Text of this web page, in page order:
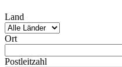
Land
Ort
Postleitzahl